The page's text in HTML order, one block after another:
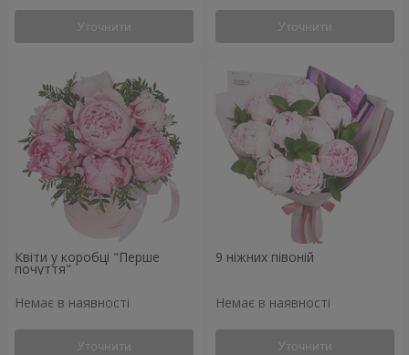
Уточнити Уточнити
Квіти у коробці "Перше
почуття"
Немає в наявності
Уточнити
9 ніжних півоній
Немає в наявності
Уточнити